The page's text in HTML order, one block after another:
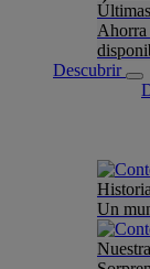
Ahorra
Descubrir
Un